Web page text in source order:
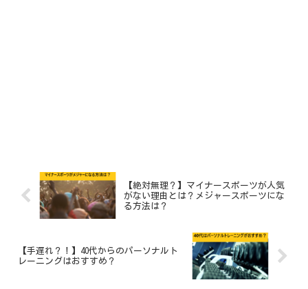
【絶対無理？】マイナースポーツが人気
がない理由とは？メジャースポーツにな
る方法は？
【手遅れ？！】40代からのパーソナルト
レーニングはおすすめ？